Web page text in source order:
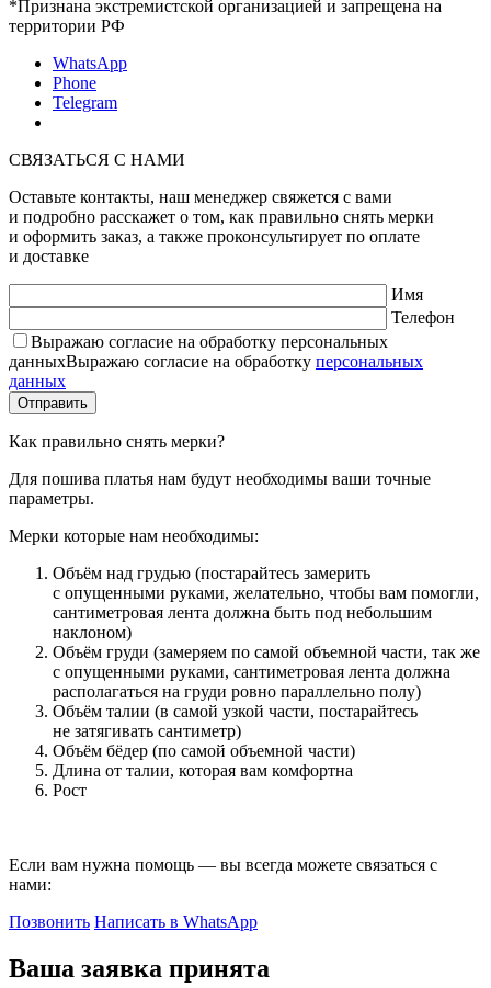
*Признана экстремистской организацией и запрещена на
территории РФ
WhatsApp
Phone
Telegram
СВЯЗАТЬСЯ С НАМИ
Оставьте контакты, наш менеджер свяжется с вами
и подробно расскажет о том, как правильно снять мерки
и оформить заказ, а также проконсультирует по оплате
и доставке
Имя
Телефон
Выражаю согласие на обработку персональных
данныхВыражаю согласие на обработку персональных
данных
Как правильно снять мерки?
Для пошива платья нам будут необходимы ваши точные
параметры.
Мерки которые нам необходимы:
Объём над грудью (постарайтесь замерить
с опущенными руками, желательно, чтобы вам помогли,
сантиметровая лента должна быть под небольшим
наклоном)
Объём груди (замеряем по самой объемной части, так же
с опущенными руками, сантиметровая лента должна
располагаться на груди ровно параллельно полу)
Объём талии (в самой узкой части, постарайтесь
не затягивать сантиметр)
Объём бёдер (по самой объемной части)
Длина от талии, которая вам комфортна
Рост
Если вам нужна помощь — вы всегда можете связаться с
нами:
Позвонить Написать в WhatsApp
Ваша заявка принята